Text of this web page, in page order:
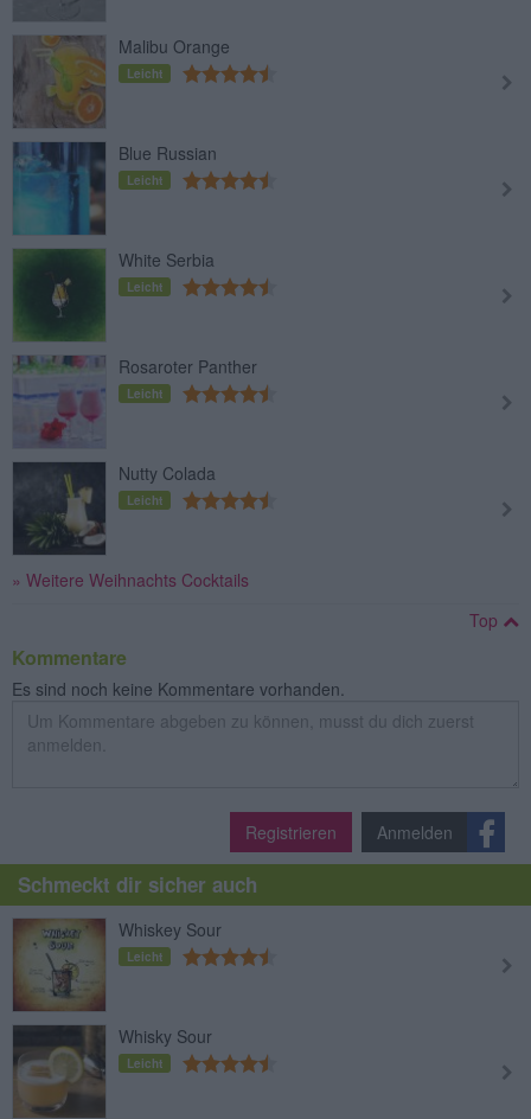
Malibu Orange
Leicht
Blue Russian
Leicht
White Serbia
Leicht
Rosaroter Panther
Leicht
Nutty Colada
Leicht
» Weitere Weihnachts Cocktails
Top
Kommentare
Es sind noch keine Kommentare vorhanden.
Registrieren Anmelden
Schmeckt dir sicher auch
Whiskey Sour
Leicht
Whisky Sour
Leicht